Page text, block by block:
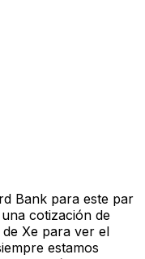
Bank para este par
cotización de
Xe para ver el
estamos